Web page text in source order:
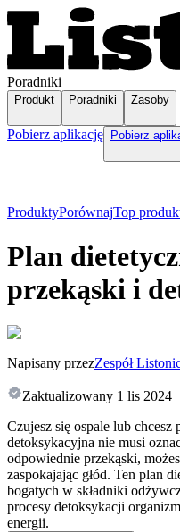
Poradniki
Produkt Poradniki Zasoby
Pobierz aplikację Pobierz
ProduktyPorównajTop
Plan
przekąski i
Napisany przezZespół
Zaktualizowany 1 lis 2024
Czujesz się ospale lub chcesz
detoksykacyjna nie musi
odpowiednie przekąski,
zaspokajając głód. Ten plan
bogatych w składniki
procesy detoksykacji
energii.